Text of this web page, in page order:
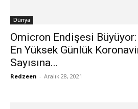
Dünya
Omicron Endişesi
En Yüksek Günlük
Sayısına...
Redzeen - Aralık 28, 2021